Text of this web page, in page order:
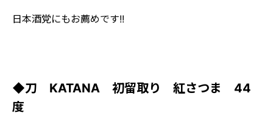
日本酒党にもお薦めです!!
◆刀 KATANA 初留取り 紅さつま 44
度